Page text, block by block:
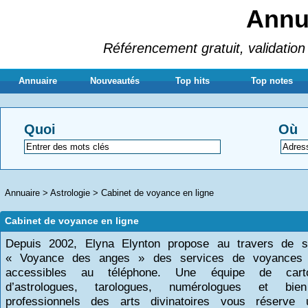
Référencement gratuit,
Annuaire Nouveautés Top hits Top notes
Quoi Où
Annuaire > Astrologie > Cabinet de voyance en ligne
Cabinet de voyance en ligne
Depuis 2002, Elyna Elynton propose au travers de
« Voyance des anges » des services de voyances
accessibles au téléphone. Une équipe de
d’astrologues, tarologues, numérologues et
professionnels des arts divinatoires vous réserve